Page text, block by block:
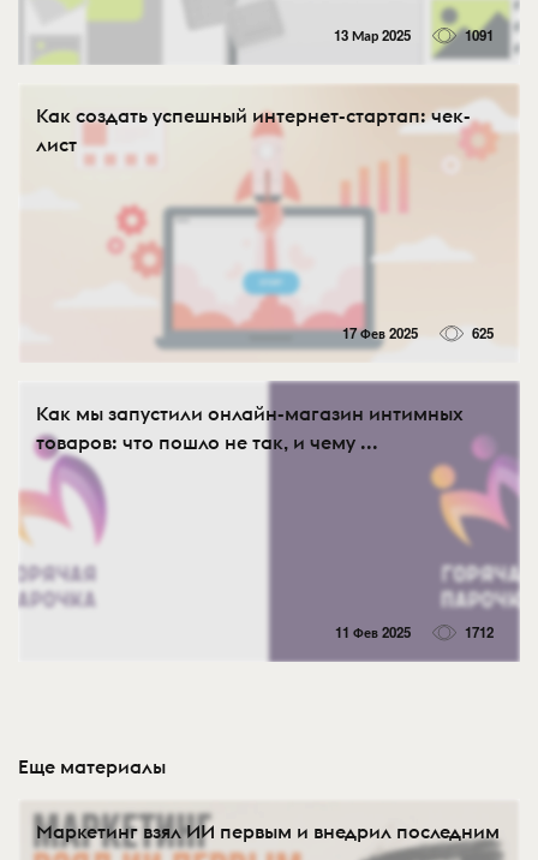
13 Мар 2025 1091
Как создать успешный интернет-стартап: чек-
лист
17 Фев 2025 625
Как мы запустили онлайн-магазин интимных
товаров: что пошло не так, и чему ...
11 Фев 2025 1712
Еще материалы
Маркетинг взял ИИ первым и внедрил последним